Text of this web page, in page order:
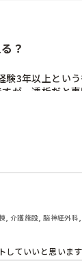
ンファレンスや委
入院くるので忙し
？
3年以上という
が、透析だと
, 介護施設, 脳神経外
していいと思いま